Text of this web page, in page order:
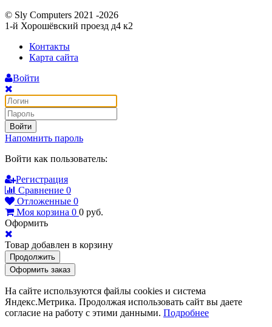
© Sly Computers 2021 -2026
1-й Хорошёвский проезд д4 к2
Контакты
Карта сайта
Войти
Войти
Напомнить пароль
Войти как пользователь:
Регистрация
Сравнение 0
Отложенные 0
Моя корзина 0 0 руб.
Оформить
Товар добавлен в корзину
Продолжить
Оформить заказ
На сайте используются файлы cookies и система
Яндекс.Метрика. Продолжая использовать сайт вы даете
согласие на работу с этими данными. Подробнее